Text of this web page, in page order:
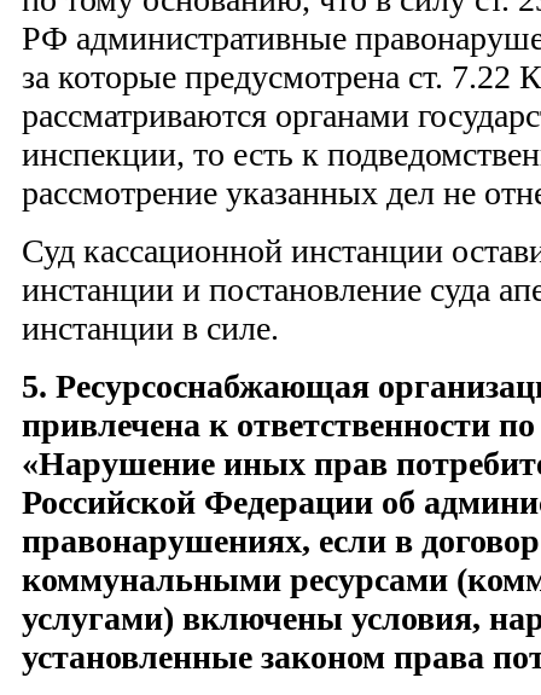
РФ административные
за которые предусмотрена ст.
рассматриваются органами
инспекции, то есть к
рассмотрение указанных дел не
Суд кассационной инстанции
инстанции и постановление суда
инстанции в силе.
5. Ресурсоснабжающая
привлечена к ответственности по
«Нарушение иных прав
Российской Федерации об
правонарушениях, если в
коммунальными ресурсами
услугами) включены условия,
установленные законом права